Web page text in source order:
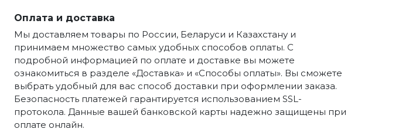
Оплата и доставка
Мы доставляем товары по России, Беларуси и Казахстану и
принимаем множество самых удобных способов оплаты. С
подробной информацией по оплате и доставке вы можете
ознакомиться в разделе «Доставка» и «Способы оплаты». Вы сможете
выбрать удобный для вас способ доставки при оформлении заказа.
Безопасность платежей гарантируется использованием SSL-
протокола. Данные вашей банковской карты надежно защищены при
оплате онлайн.